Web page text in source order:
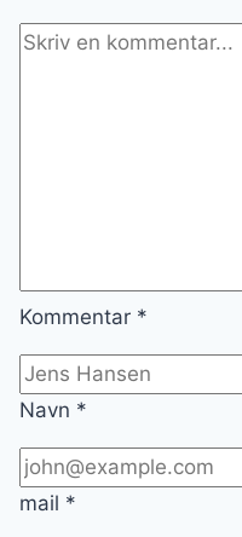
Kommentar *
Navn *
mail *